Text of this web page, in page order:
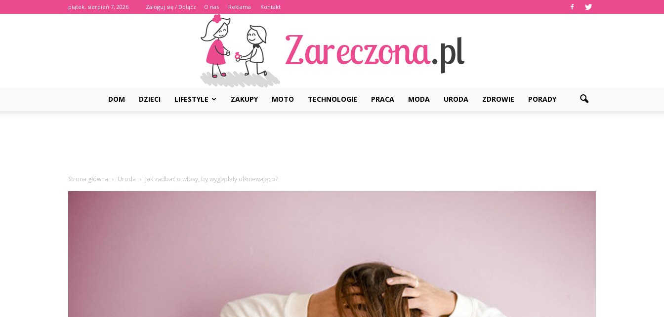
piątek, sierpień 7, 2026 Zaloguj się / Dołącz O nas Reklama Kontakt
DOM DZIECI LIFESTYLE ZAKUPY MOTO TECHNOLOGIE PRACA MODA URODA ZDROWIE PORADY
Strona główna Uroda Jak zadbać o włosy, by wyglądały olśniewająco?